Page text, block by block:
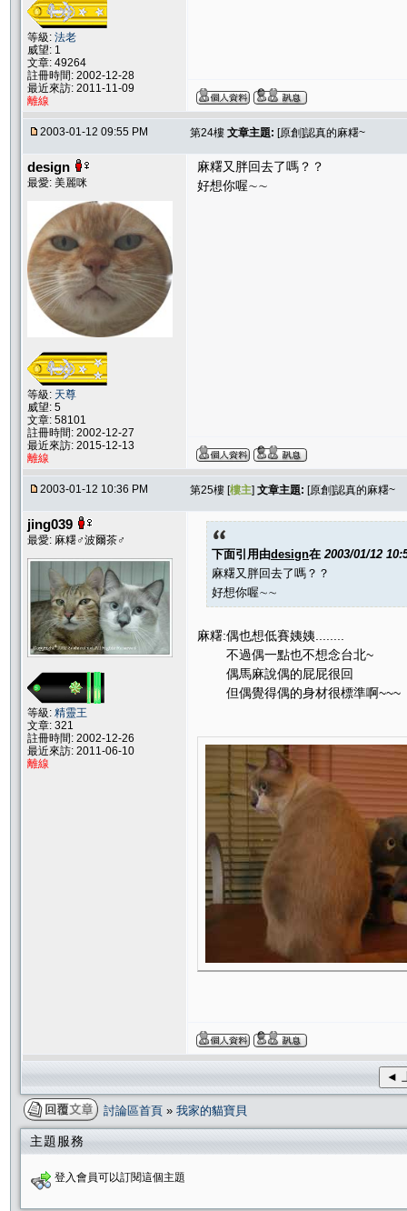
等級: 法老
威望: 1
文章: 49264
註冊時間: 2002-12-28
最近來訪: 2011-11-09
離線
2003-01-12 09:55 PM 第24樓 文章主題: [原創]認真的麻糬~
design
最愛: 美麗咪
等級: 天尊
威望: 5
文章: 58101
註冊時間: 2002-12-27
最近來訪: 2015-12-13
離線
麻糬又胖回去了嗎？？
好想你喔∼∼
2003-01-12 10:36 PM 第25樓 [樓主] 文章主題: [原創]認真的麻糬~
jing039
最愛: 麻糬♂波爾茶♂
等級: 精靈王
文章: 321
註冊時間: 2002-12-26
最近來訪: 2011-06-10
離線
下面引用由design在 2003/01/12
麻糬又胖回去了嗎？？
好想你喔∼∼
麻糬:偶也想低賽姨姨........
不過偶一點也不想念台北~
偶馬麻說偶的屁屁很回
但偶覺得偶的身材很標準啊~~~
◄
討論區首頁 » 我家的貓寶貝
主題服務
登入會員可以訂閱這個主題